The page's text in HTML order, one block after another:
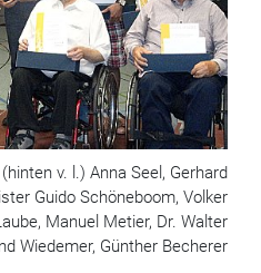
v. l.) Anna Seel, Gerhard
Guido Schöneboom, Volker
Manuel Metier, Dr. Walter
Wiedemer, Günther Becherer